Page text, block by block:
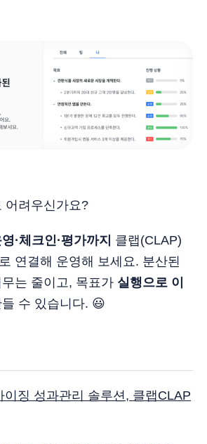
어려우신가요?
·체크인·평가까지 클랩(CLAP)
연결해 운영해 보세요. 분산된
는 줄이고, 목표가 실행으로 이
수 있습니다. 😃
이징 성과관리 솔루션, 클랩CLAP